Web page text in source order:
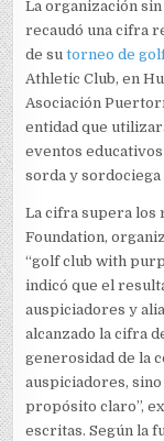
La organización
recaudó una cifra
de sutorneo de
Athletic Club, en
Asociación
entidad que
eventos
sorda y sordociega
La cifra supera los
Foundation,
“golf club with
indicó que el
auspiciadores y
alcanzado la cifra
generosidad de la
auspiciadores,
propósito claro”,
escritas. Según la